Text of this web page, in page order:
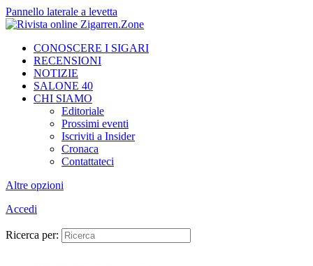
Pannello laterale a levetta
CONOSCERE I SIGARI
RECENSIONI
NOTIZIE
SALONE 40
CHI SIAMO
Editoriale
Prossimi eventi
Iscriviti a Insider
Cronaca
Contattateci
Altre opzioni
Accedi
Ricerca per: